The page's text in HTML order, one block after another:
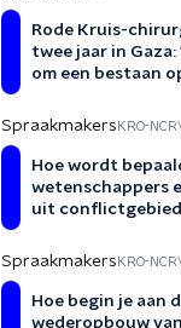
Rode Kruis-
twee jaar in
om een bestaan
Spraakmakers KRO-
Hoe wordt
wetenschappers
uit
Spraakmakers KRO-
Hoe begin je aan
wederopbouw